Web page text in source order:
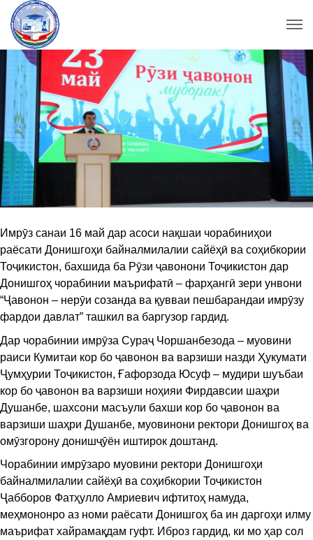
Имрӯз санаи 16 май дар асоси нақшаи чорабиниҳои
раёсати Донишгоҳи байналмилалии сайёҳӣ ва соҳибкории
Тоҷикистон, бахшида ба Рӯзи ҷавонони Тоҷикистон дар
Донишгоҳ чорабинии маърифатӣ – фарҳангӣ зери унвони
“Ҷавонон – нерӯи созанда ва қувваи пешбарандаи имрӯзу
фардои давлат” ташкил ва баргузор гардид.
Дар чорабинии имрӯза Сураҷ Чоршанбезода – муовини
раиси Кумитаи кор бо ҷавонон ва варзиши назди Ҳукумати
Ҷумҳурии Тоҷикистон, Ғафорзода Юсуф – мудири шуъбаи
кор бо ҷавонон ва варзиши ноҳияи Фирдавсии шаҳри
Душанбе, шахсони масъули бахши кор бо ҷавонон ва
варзиши шаҳри Душанбе, муовинони ректори Донишгоҳ ва
омӯзгорону донишҷӯён иштирок доштанд.
Чорабинии имрӯзаро муовини ректори Донишгоҳи
байналмилалии сайёҳӣ ва соҳибкории Тоҷикистон
Ҷабборов Фатҳулло Амриевич ифтитоҳ намуда,
меҳмононро аз номи раёсати Донишгоҳ ба ин даргоҳи илму
маърифат хайрамақдам гуфт. Иброз гардид, ки мо ҳар сол